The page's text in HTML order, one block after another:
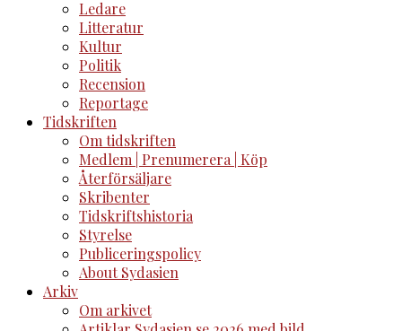
Ledare
Litteratur
Kultur
Politik
Recension
Reportage
Tidskriften
Om tidskriften
Medlem | Prenumerera | Köp
Återförsäljare
Skribenter
Tidskriftshistoria
Styrelse
Publiceringspolicy
About Sydasien
Arkiv
Om arkivet